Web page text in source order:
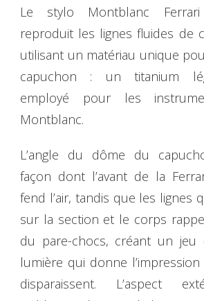
Le stylo Montblanc
reproduit les lignes fluides de
utilisant un matériau unique
capuchon : un titanium
employé pour les
Montblanc.
L’angle du dôme du
façon dont l’avant de la
fend l’air, tandis que les lignes
sur la section et le corps
du pare-chocs, créant un jeu
lumière qui donne
disparaissent. L’aspect